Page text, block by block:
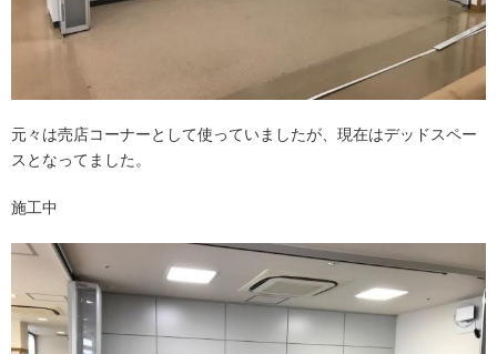
元々は売店コーナーとして使っていましたが、現在はデッドスペー
スとなってました。
施工中